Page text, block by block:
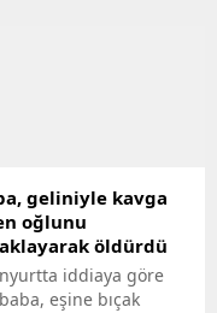
geliniyle kavga
oğlunu
öldürdü
iddiaya göre
eşine bıçak